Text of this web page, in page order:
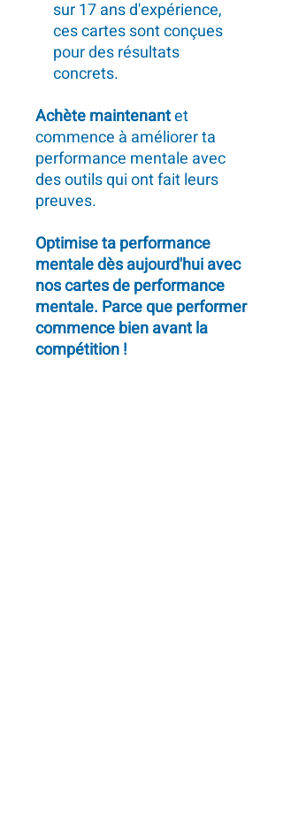
sur 17 ans d'expérience,
ces cartes sont conçues
pour des résultats
concrets.
Achète maintenantet
commence à améliorer ta
performance mentale avec
des outils qui ont fait leurs
preuves.
Optimise ta performance
mentale dès aujourd'hui avec
nos cartes de performance
mentale. Parce que performer
commence bien avant la
compétition !